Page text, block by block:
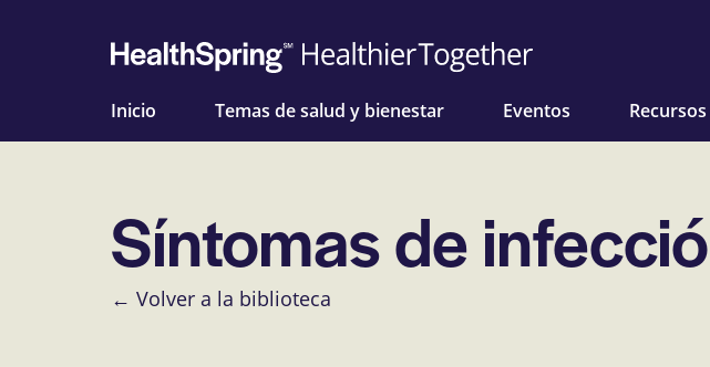
Inicio Temas de salud y bienestar Eventos
Síntomas de
← Volver a la biblioteca